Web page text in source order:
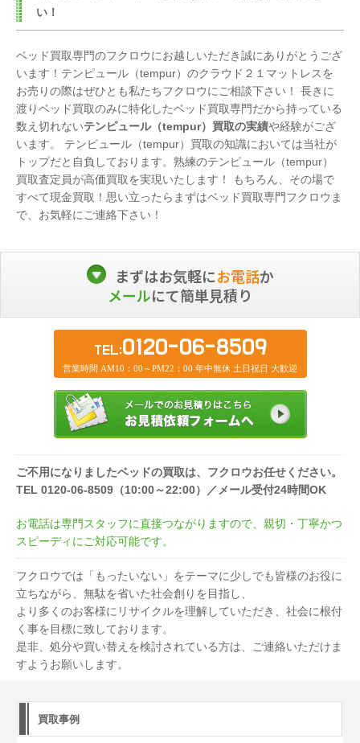
い！
ベッド買取専門のフクロウにお越しいただき誠にありがとうござ
います！テンピュール（tempur）のクラウド２１マットレスを
お売りの際はぜひとも私たちフクロウにご相談下さい！ 長きに
渡りベッド買取のみに特化したベッド買取専門だから持っている
数え切れないテンピュール（tempur）買取の実績や経験がござ
います。 テンピュール（tempur）買取の知識においては当社が
トップだと自負しております。熟練のテンピュール（tempur）
買取査定員が高価買取を実現いたします！ もちろん、その場で
すべて現金買取！思い立ったらまずはベッド買取専門フクロウま
で、お気軽にご連絡下さい！
まずはお気軽にお電話か
メールにて簡単見積り
TEL:0120-06-8509
営業時間 AM10：00～PM22：00 年中無休 土日祝日 大歓迎
ご不用になりましたベッドの買取は、フクロウお任せください。
TEL 0120-06-8509（10:00～22:00）／メール受付24時間OK
お電話は専門スタッフに直接つながりますので、親切・丁寧かつ
スピーディにご対応可能です。
フクロウでは「もったいない」をテーマに少しでも皆様のお役に
立ちながら、無駄を省いた社会創りを目指し、
より多くのお客様にリサイクルを理解していただき、社会に根付
く事を目標に致しております。
是非、処分や買い替えを検討されている方は、ご連絡いただけま
すようお願いします。
買取事例